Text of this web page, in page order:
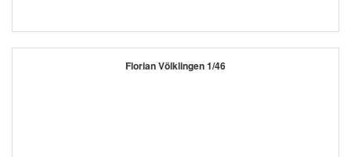
Florian Völklingen 1/46